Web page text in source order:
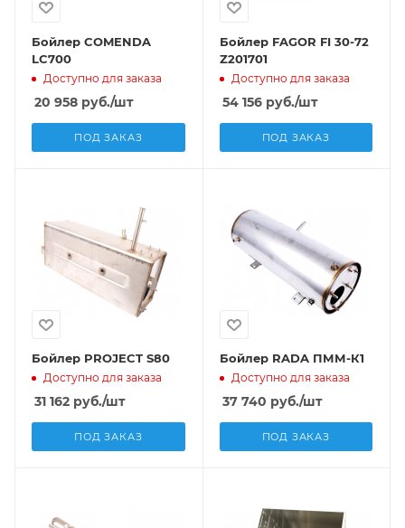
Бойлер COMENDA
LC700
Доступно для заказа
20 958 руб./шт
ПОД ЗАКАЗ
Бойлер FAGOR FI 30-72
Z201701
Доступно для заказа
54 156руб./шт
ПОД ЗАКАЗ
Бойлер PROJECT S80
Доступно для заказа
31 162 руб./шт
ПОД ЗАКАЗ
Бойлер RADA ПММ-К1
Доступно для заказа
37 740 руб./шт
ПОД ЗАКАЗ